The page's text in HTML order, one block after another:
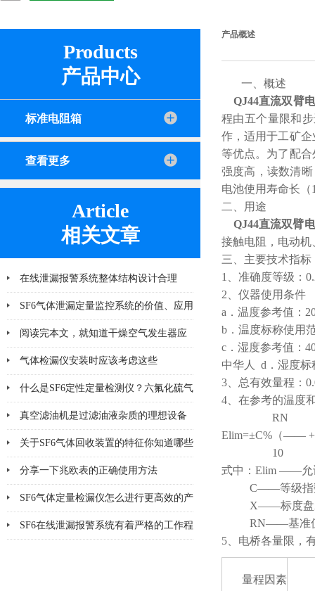
Products
产品中心
标准电阻箱
查看更多
Article
相关文章
在线泄漏报警系统整体结构设计合理
SF6气体泄漏定量监控系统的价值、应用
及未来发展趋势
阅读完本文，就知道干燥空气发生器应
该注意哪几点小问题
气体检漏仪安装时应该考虑这些
什么是SF6定性定量检测仪？六氟化硫气
体检测设备
真空滤油机是过滤油液杂质的理想设备
关于SF6气体回收装置的特征你知道哪些
分享一下兆欧表的正确使用方法
SF6气体定量检漏仪怎么进行更高效的产
品检漏?
SF6在线泄漏报警系统有着严格的工作程
产品概述
一、概述
QJ44直流双臂
程由五个量限和
作，适用于工矿
等优点。为了配
强度高，读数清
电池使用寿命长
二、用途
QJ44直流双臂
接触电阻，电动
三、主要技术指标
1、准确度等级：
2、仪器使用条件
a．温度参考值：
b．温度标称使用
c．湿度参考值：
中华人 d．湿度标
3、总有效量程：
4、在参考的温度
RN
Elim=±C%（——
10
式中：Elim ——允
C——等级指
X——标度盘
RN——基准
5、电桥各量限，
量程因素